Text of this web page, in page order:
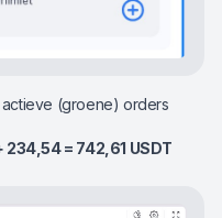
(groene) orders
234,54 = 742,61 USDT